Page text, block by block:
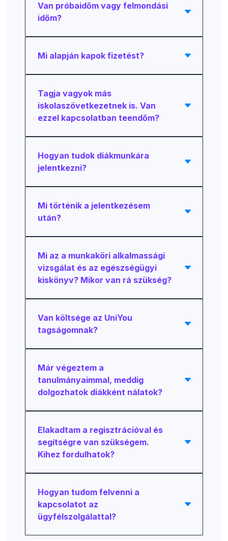
Van próbaidőm vagy felmondási
időm?
Mi alapján kapok fizetést?
Tagja vagyok más
iskolaszövetkezetnek is. Van
ezzel kapcsolatban teendőm?
Hogyan tudok diákmunkára
jelentkezni?
Mi történik a jelentkezésem
után?
Mi az a munkaköri alkalmassági
vizsgálat és az egészségügyi
kiskönyv? Mikor van rá szükség?
Van költsége az UniYou
tagságomnak?
Már végeztem a
tanulmányaimmal, meddig
dolgozhatok diákként nálatok?
Elakadtam a regisztrációval és
segítségre van szükségem.
Kihez fordulhatok?
Hogyan tudom felvenni a
kapcsolatot az
ügyfélszolgálattal?